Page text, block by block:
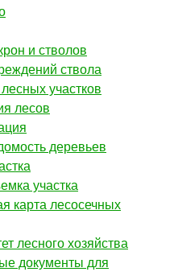
и стволов
ствола
участков
лесов
деревьев
участка
карта лесосечных
лесного хозяйства
документы для